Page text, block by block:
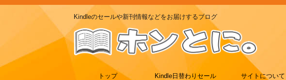
Kindleのセールや新刊情報などをお届けするブログ
トップ Kindle日替わりセール サイトについて